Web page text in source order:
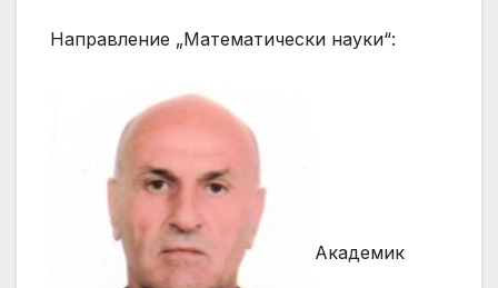
Направление „Математически науки“:
Академик